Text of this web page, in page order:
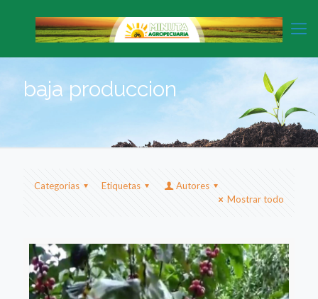
baja produccion
Categorias Etiquetas
Autores
Mostrar todo